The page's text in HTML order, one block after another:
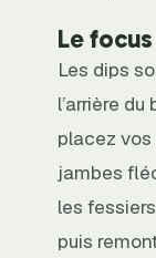
Le
Les dips
l’arrière
placez vos
jambes
les
puis